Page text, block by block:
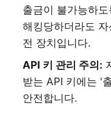
출금이 불가능하
해킹당하더라도
전 장치입니다.
API 키 관리 주의:
받는 API 키에는 '
안전합니다.